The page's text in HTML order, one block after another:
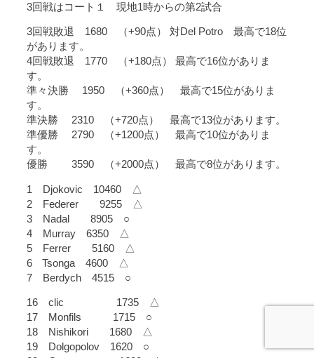
3回戦はコート１ 現地1時からの第2試合
3回戦敗退 1680 （+90点） 対Del Potro 最高で18位
があります。
4回戦敗退 1770 （+180点） 最高で16位がありま
す。
準々決勝 1950 （+360点） 最高で15位がありま
す。
準決勝 2310 （+720点） 最高で13位があります。
準優勝 2790 （+1200点） 最高で10位がありま
す。
優勝 3590 （+2000点） 最高で8位があります。
1 Djokovic 10460 △
2 Federer 9255 △
3 Nadal 8905 ○
4 Murray 6350 △
5 Ferrer 5160 △
6 Tsonga 4600 △
7 Berdych 4515 ○
16 clic 1735 △
17 Monfils 1715 ○
18 Nishikori 1680 △
19 Dolgopolov 1620 ○